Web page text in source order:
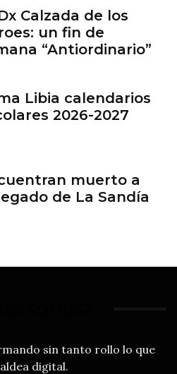
Calzada de los
un fin de
“Antiordinario”
Libia calendarios
2026-2027
muerto a
de La Sandía
sin tanto rollo lo que
digital.